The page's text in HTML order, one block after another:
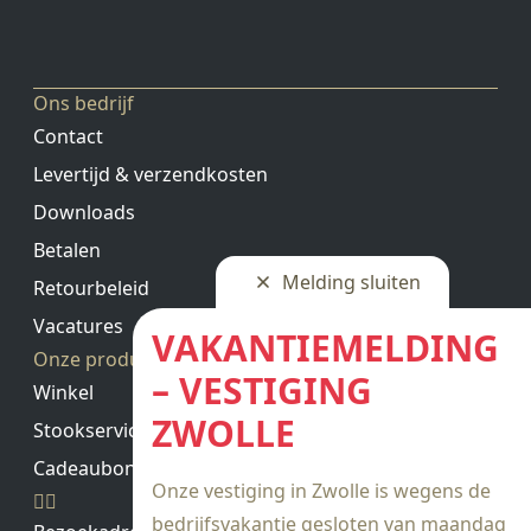
Melding sluiten
VAKANTIEMELDING
– VESTIGING
ZWOLLE
Onze vestiging in Zwolle is wegens de
bedrijfsvakantie gesloten van maandag
op voorraad direct leverbaar.
Ons bedrijf
Contact
Levertijd & verzendkosten
Downloads
Betalen
Retourbeleid
Vacatures
Onze producten
Winkel
Stookservice
Cadeaubon saldo